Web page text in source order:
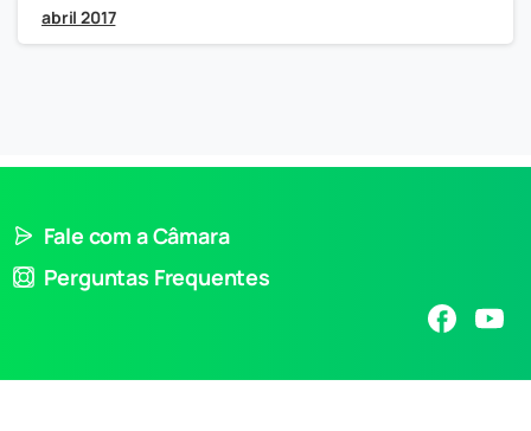
abril 2017
Fale com a Câmara
Perguntas Frequentes